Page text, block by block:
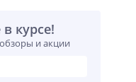
в курсе!
и акции